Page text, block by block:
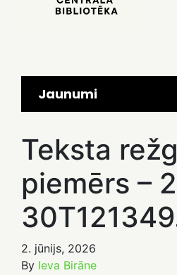
Jaunumi
Teksta
piemērs –
2. jūnijs, 2026
By Ieva Birāne